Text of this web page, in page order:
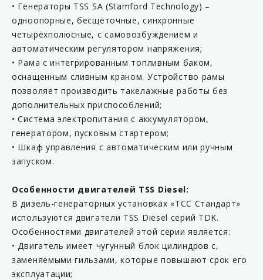
• Генераторы TSS SA (Stamford Technology) –
одноопорные, бесщёточные, синхронные
четырёхполюсные, с самовозбуждением и
автоматическим регулятором напряжения;
• Рама с интегрированным топливным баком,
оснащенным сливным краном. Устройство рамы
позволяет производить такелажные работы без
дополнительных приспособлений;
• Система электропитания с аккумулятором,
генератором, пусковым стартером;
• Шкаф управления с автоматическим или ручным
запуском.
Особенности двигателей TSS Diesel:
В дизель-генераторных установках «ТСС Стандарт»
используются двигатели TSS Diesel серий TDK.
Особенностями двигателей этой серии является:
• Двигатель имеет чугунный блок цилиндров с,
заменяемыми гильзами, которые повышают срок его
эксплуатации;